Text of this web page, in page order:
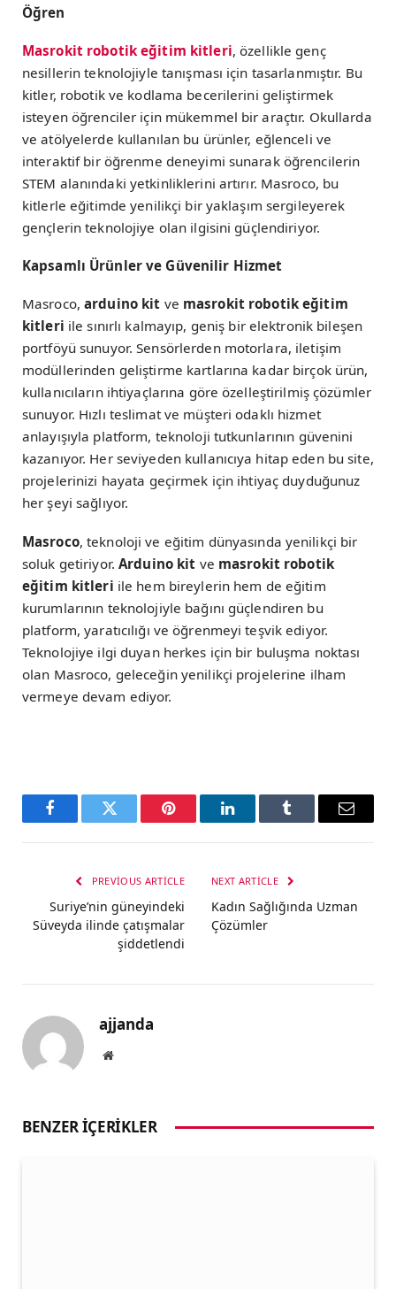
Öğren
Masrokit robotik eğitim kitleri, özellikle genç
nesillerin teknolojiyle tanışması için tasarlanmıştır. Bu
kitler, robotik ve kodlama becerilerini geliştirmek
isteyen öğrenciler için mükemmel bir araçtır. Okullarda
ve atölyelerde kullanılan bu ürünler, eğlenceli ve
interaktif bir öğrenme deneyimi sunarak öğrencilerin
STEM alanındaki yetkinliklerini artırır. Masroco, bu
kitlerle eğitimde yenilikçi bir yaklaşım sergileyerek
gençlerin teknolojiye olan ilgisini güçlendiriyor.
Kapsamlı Ürünler ve Güvenilir Hizmet
Masroco,arduino kit ve masrokit robotik eğitim
kitleri ile sınırlı kalmayıp, geniş bir elektronik bileşen
portföyü sunuyor. Sensörlerden motorlara, iletişim
modüllerinden geliştirme kartlarına kadar birçok ürün,
kullanıcıların ihtiyaçlarına göre özelleştirilmiş çözümler
sunuyor. Hızlı teslimat ve müşteri odaklı hizmet
anlayışıyla platform, teknoloji tutkunlarının güvenini
kazanıyor. Her seviyeden kullanıcıya hitap eden bu site,
projelerinizi hayata geçirmek için ihtiyaç duyduğunuz
her şeyi sağlıyor.
Masroco, teknoloji ve eğitim dünyasında yenilikçi bir
soluk getiriyor.Arduino kit ve masrokit robotik
eğitim kitleri ile hem bireylerin hem de eğitim
kurumlarının teknolojiyle bağını güçlendiren bu
platform, yaratıcılığı ve öğrenmeyi teşvik ediyor.
Teknolojiye ilgi duyan herkes için bir buluşma noktası
olan Masroco, geleceğin yenilikçi projelerine ilham
vermeye devam ediyor.
FacebookTwitter Pinterest LinkedInTumblr Email
PREVIOUS ARTICLE
Suriye’nin güneyindeki
Süveyda ilinde çatışmalar
şiddetlendi
NEXT ARTICLE
Kadın Sağlığında Uzman
Çözümler
ajjanda
Website
BENZER İÇERIKLER